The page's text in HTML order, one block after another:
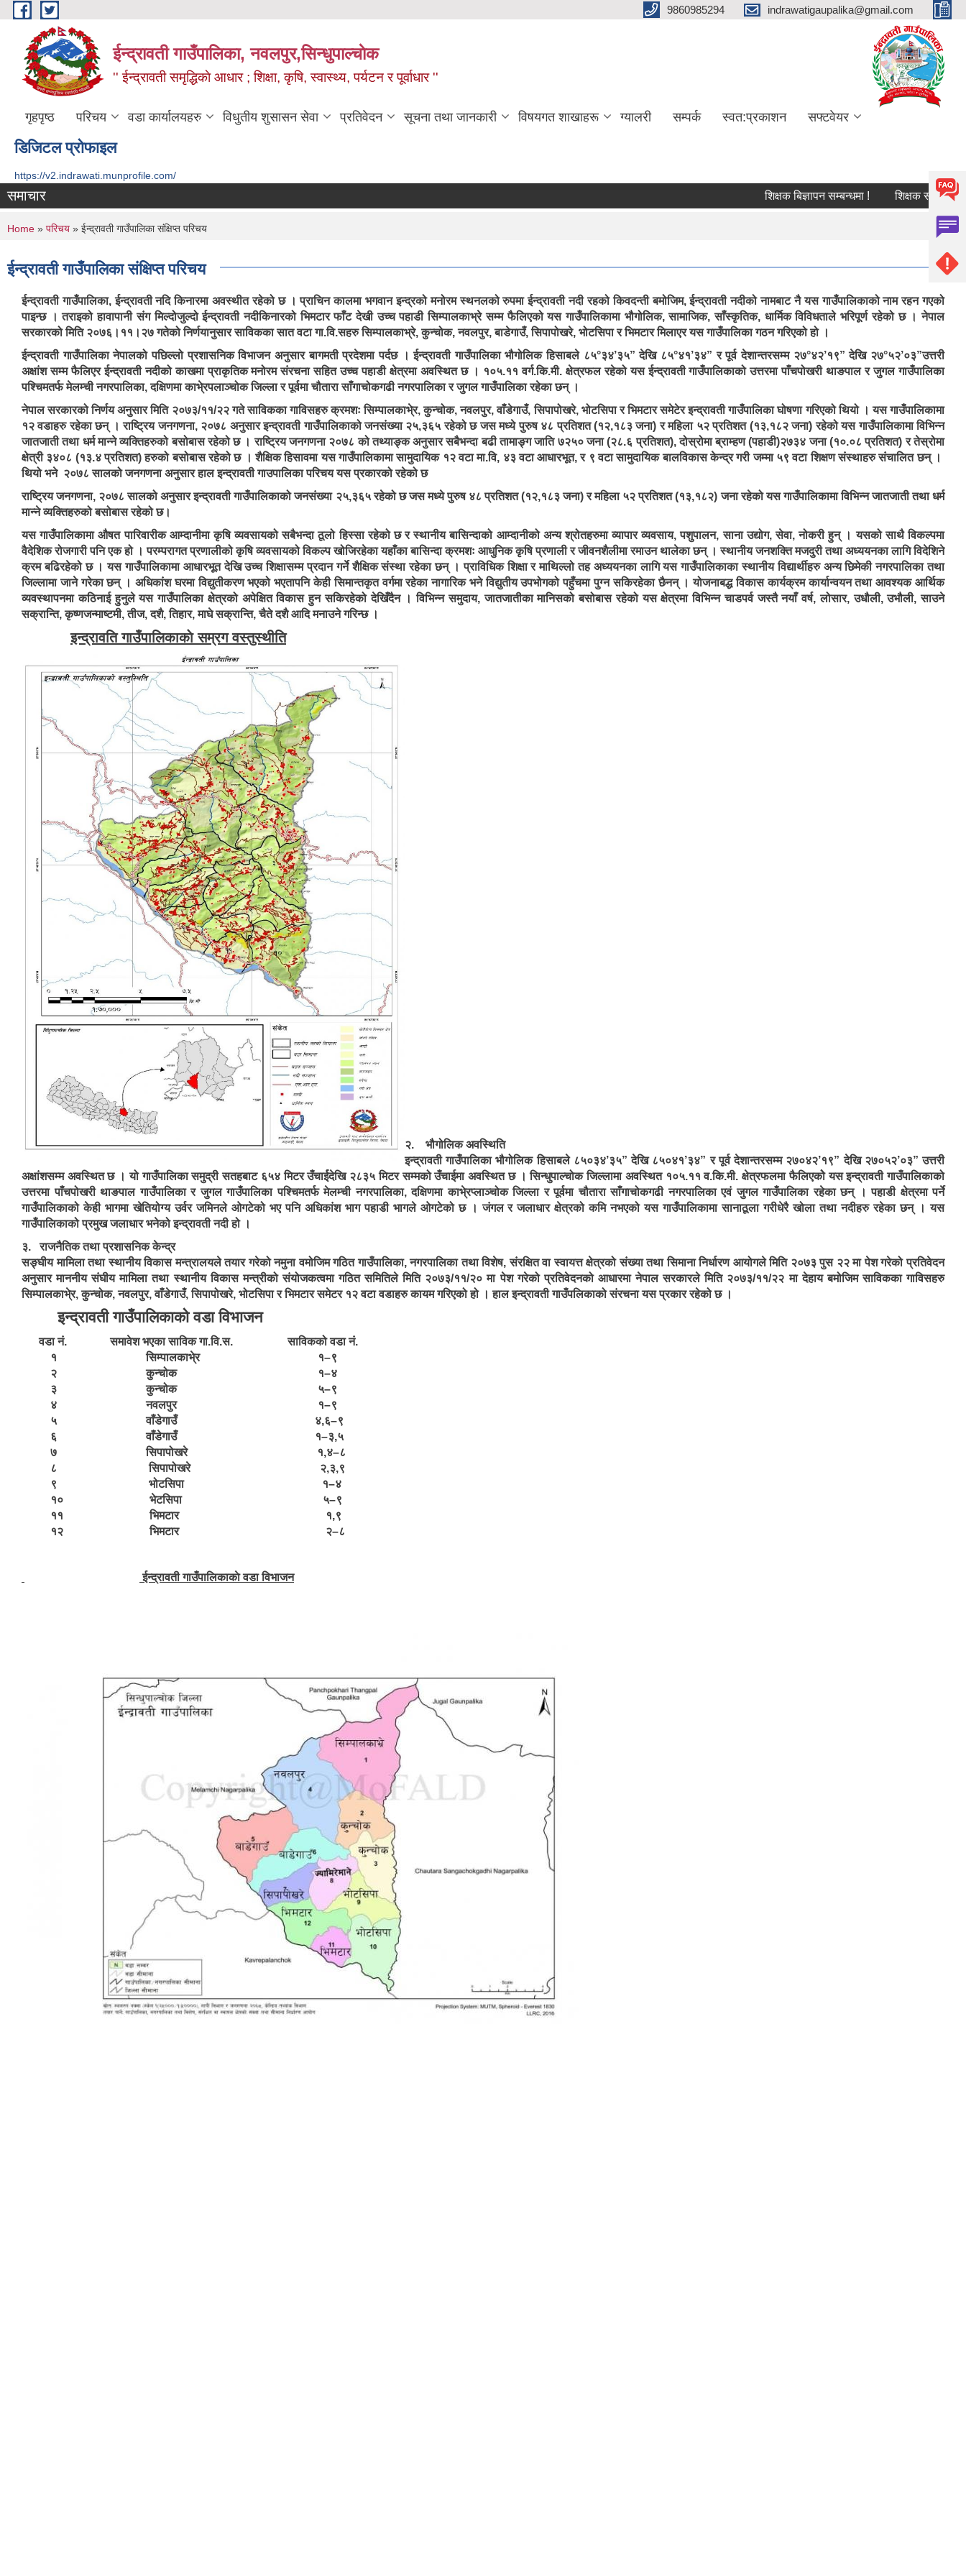
Skip to main content 9860985294 indrawatigaupalika@gmail.com
ईन्द्रावती गाउँपालिका, नवलपुर,सिन्धुपाल्चाेक
'' ईन्द्रावती समृद्धिकाे आधार ; शिक्षा, कृषि, स्वास्थ्य, पर्यटन र पूर्वाधार ''
गृहपृष्ठ परिचय वडा कार्यालयहरु विधुतीय शुसासन सेवा प्रतिवेदन सूचना तथा जानकारी विषयगत शाखाहरू ग्यालरी सम्पर्क स्वत:प्रकाशन सफ्टवेयर
डिजिटल प्रोफाइल
https://v2.indrawati.munprofile.com/
समाचार शिक्षक बिज्ञापन सम्बन्धमा ! शिक्षक सरुवा सम्बन्धि
You are here
Home » परिचय » ईन्द्रावती गाउँपालिका संक्षिप्त परिचय
ईन्द्रावती गाउँपालिका संक्षिप्त परिचय
ईन्द्रावती गाउँपालिका, ईन्द्रावती नदि किनारमा अवस्थीत रहेको छ । प्राचिन कालमा भगवान इन्द्रको मनोरम स्थनलको रुपमा ईन्द्रावती नदी रहको किवदन्ती बमोजिम, ईन्द्रावती नदीको नामबाट नै यस गाउँपालिकाको नाम रहन गएको
पाइन्छ । तराइको हावापानी संग मिल्दोजुल्दो ईन्द्रावती नदीकिनारको भिमटार फाँट देखी उच्च पहाडी सिम्पालकाभ्रे सम्म फैलिएको यस गाउँपालिकामा भौगोलिक, सामाजिक, साँस्कृतिक, धार्मिक विविधताले भरिपूर्ण रहेको छ । नेपाल
सरकारको मिति २०७६।११।२७ गतेको निर्णयानुसार साविकका सात वटा गा.वि.सहरु सिम्पालकाभ्रे, कुन्चोक, नवलपुर, बाडेगाउँ, सिपापोखरे, भोटसिपा र भिमटार मिलाएर यस गाउँपालिका गठन गरिएको हो ।
ईन्द्रावती गाउँपालिका नेपालको पछिल्लो प्रशासनिक विभाजन अनुसार बागमती प्रदेशमा पर्दछ । ईन्द्रावती गाउँपालिका भौगोलिक हिसाबले ८५°३४’३५” देखि ८५°४१’३४” र पूर्व देशान्तरसम्म २७°४२’१९” देखि २७°५२’०३”उत्तरी
अक्षांश सम्म फैलिएर ईन्द्रावती नदीको काखमा प्राकृतिक मनोरम संरचना सहित उच्च पहाडी क्षेत्रमा अवस्थित छ । १०५.११ वर्ग.कि.मी. क्षेत्रफल रहेको यस ईन्द्रावती गाउँपालिकाको उत्तरमा पाँचपोखरी थाङपाल र जुगल गाउँपालिका
पश्चिमतर्फ मेलम्ची नगरपालिका, दक्षिणमा काभे्रपलाञ्चोक जिल्ला र पूर्वमा चौतारा साँगाचोकगढी नगरपालिका र जुगल गाउँपालिका रहेका छन् ।
नेपाल सरकारको निर्णय अनुसार मिति २०७३/११/२२ गते साविकका गाविसहरु क्रमशः सिम्पालकाभे्र, कुन्चोक, नवलपुर, वाँडेगाउँ, सिपापोखरे, भोटसिपा र भिमटार समेटेर इन्द्रावती गाउँपालिका घोषणा गरिएको थियो । यस गाउँपालिकामा
१२ वडाहरु रहेका छन् । राष्ट्रिय जनगणना, २०७८ अनुसार इन्द्रावती गाउँपालिकाको जनसंख्या २५,३६५ रहेको छ जस मध्ये पुरुष ४८ प्रतिशत (१२,१८३ जना) र महिला ५२ प्रतिशत (१३,१८२ जना) रहेको यस गाउँपालिकामा विभिन्न
जातजाती तथा धर्म मान्ने व्यक्तिहरुको बसोबास रहेको छ । राष्ट्रिय जनगणना २०७८ को तथ्याङ्क अनुसार सबैभन्दा बढी तामाङ्ग जाति ७२५० जना (२८.६ प्रतिशत), दोस्रोमा ब्राम्हण (पहाडी)२७३४ जना (१०.०८ प्रतिशत) र तेस्रोमा
क्षेत्री ३४०८ (१३.४ प्रतिशत) हरुको बसोबास रहेको छ । शैक्षिक हिसावमा यस गाउँपालिकामा सामुदायिक १२ वटा मा.वि, ४३ वटा आधारभूत, र ९ वटा सामुदायिक बालविकास केन्द्र गरी जम्मा ५९ वटा शिक्षण संस्थाहरु संचालित छन् ।
थियो भने २०७८ सालको जनगणना अनुसार हाल इन्द्रावती गाउपालिका परिचय यस प्रकारको रहेको छ
राष्ट्रिय जनगणना, २०७८ सालको अनुसार इन्द्रावती गाउँपालिकाको जनसंख्या २५,३६५ रहेको छ जस मध्ये पुरुष ४८ प्रतिशत (१२,१८३ जना) र महिला ५२ प्रतिशत (१३,१८२) जना रहेको यस गाउँपालिकामा विभिन्न जातजाती तथा धर्म
मान्ने व्यक्तिहरुको बसोबास रहेको छ।
यस गाउँपालिकामा औषत पारिवारीक आम्दानीमा कृषि व्यवसायको सबैभन्दा ठूलो हिस्सा रहेको छ र स्थानीय बासिन्दाको आम्दानीको अन्य श्रोतहरुमा व्यापार व्यवसाय, पशुपालन, साना उद्योग, सेवा, नोकरी हुन् । यसको साथै विकल्पमा
वैदेशिक रोजगारी पनि एक हो । परम्परागत प्रणालीको कृषि व्यवसायको विकल्प खोजिरहेका यहाँका बासिन्दा क्रमशः आधुनिक कृषि प्रणाली र जीवनशैलीमा रमाउन थालेका छन् । स्थानीय जनशक्ति मजदुरी तथा अध्ययनका लागि विदेशिने
क्रम बढिरहेको छ । यस गाउँपालिकामा आधारभूत देखि उच्च शिक्षासम्म प्रदान गर्ने शैक्षिक संस्था रहेका छन् । प्राविधिक शिक्षा र माथिल्लो तह अध्ययनका लागि यस गाउँपालिकाका स्थानीय विद्यार्थीहरु अन्य छिमेकी नगरपालिका तथा
जिल्लामा जाने गरेका छन् । अधिकांश घरमा विद्युतीकरण भएको भएतापनि केही सिमान्तकृत वर्गमा रहेका नागारिक भने विद्युतीय उपभोगको पहुँचमा पुग्न सकिरहेका छैनन् । योजनाबद्ध विकास कार्यक्रम कार्यान्वयन तथा आवश्यक आर्थिक
व्यवस्थापनमा कठिनाई हुनुले यस गाउँपालिका क्षेत्रको अपेक्षित विकास हुन सकिरहेको देखिँदैन । विभिन्न समुदाय, जातजातीका मानिसको बसोबास रहेको यस क्षेत्रमा विभिन्न चाडपर्व जस्तै नयाँ वर्ष, लोसार, उधौली, उभौली, साउने
सक्रान्ति, कृष्णजन्माष्टमी, तीज, दशै, तिहार, माघे सक्रान्ति, चैते दशै आदि मनाउने गरिन्छ ।
इन्द्रावति गाउँपालिकाकाे सम्रग वस्तुस्थीति
२. भौगोलिक अवस्थिति
इन्द्रावती गाउँपालिका भौगोलिक हिसाबले ८५०३४’३५” देखि ८५०४१’३४” र पूर्व देशान्तरसम्म २७०४२’१९” देखि २७०५२’०३” उत्तरी
अक्षांशसम्म अवस्थित छ । यो गाउँपालिका समुद्री सतहबाट ६५४ मिटर उँचार्ईदेखि २८३५ मिटर सम्मको उँचाईमा अवस्थित छ । सिन्धुपाल्चोक जिल्लामा अवस्थित १०५.११ व.कि.मी. क्षेत्रफलमा फैलिएकोे यस इन्द्रावती गाउँपालिकाको
उत्तरमा पाँचपोखरी थाङपाल गाउँपालिका र जुगल गाउँपालिका पश्चिमतर्फ मेलम्ची नगरपालिका, दक्षिणमा काभे्रप्लाञ्चोक जिल्ला र पूर्वमा चौतारा साँगाचोकगढी नगरपालिका एवं जुगल गाउँपालिका रहेका छन् । पहाडी क्षेत्रमा पर्ने
गाउँपालिकाको केही भागमा खेतियोग्य उर्वर जमिनले ओगटेको भए पनि अधिकांश भाग पहाडी भागले ओगटेको छ । जंगल र जलाधार क्षेत्रको कमि नभएको यस गाउँपालिकामा सानाठूला गरीधेरै खोला तथा नदीहरु रहेका छन् । यस
गाउँपालिकाको प्रमुख जलाधार भनेको इन्द्रावती नदी हो ।
३. राजनैतिक तथा प्रशासनिक केन्द्र
सङ्घीय मामिला तथा स्थानीय विकास मन्त्रालयले तयार गरेको नमुना वमोजिम गठित गाउँपालिका, नगरपालिका तथा विशेष, संरक्षित वा स्वायत्त क्षेत्रको संख्या तथा सिमाना निर्धारण आयोगले मिति २०७३ पुस २२ मा पेश गरेको प्रतिवेदन
अनुसार माननीय संघीय मामिला तथा स्थानीय विकास मन्त्रीको संयोजकत्वमा गठित समितिले मिति २०७३/११/२० मा पेश गरेको प्रतिवेदनको आधारमा नेपाल सरकारले मिति २०७३/११/२२ मा देहाय बमोजिम साविकका गाविसहरु
सिम्पालकाभे्र, कुन्चोक, नवलपुर, वाँडेगाउँ, सिपापोखरे, भोटसिपा र भिमटार समेटर १२ वटा वडाहरु कायम गरिएको हो । हाल इन्द्रावती गाउँपलिकाको संरचना यस प्रकार रहेको छ ।
इन्द्रावती गाउँपालिकाको वडा विभाजन
वडा नं. समावेश भएका साविक गा.वि.स. साविकको वडा नं.
१ सिम्पालकाभे्र १–९
२ कुन्चोक १–४
३ कुन्चोक ५–९
४ नवलपुर १–९
५ वाँडेगाउँ ४,६–९
६ वाँडेगाउँ १–३,५
७ सिपापोखरे १,४–८
८ सिपापोखरे २,३,९
९ भोटसिपा १–४
१० भेटसिपा ५–९
११ भिमटार १,९
१२ भिमटार २–८
ईन्द्रावती गाउँपालिकाकाे वडा विभाजन